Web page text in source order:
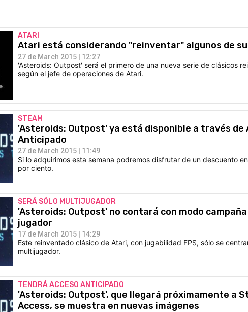
ATARI
Atari está considerando "reinventar" algunos de
27 de March 2015 | 12:27
'Asteroids: Outpost' será el primero de una nueva serie de clásicos
según el jefe de operaciones de Atari.
STEAM
'Asteroids: Outpost' ya está disponible a través de
Anticipado
27 de March 2015 | 11:49
Si lo adquirimos esta semana podremos disfrutar de un descuento
por ciento.
SERÁ SÓLO MULTIJUGADOR
'Asteroids: Outpost' no contará con modo
jugador
17 de March 2015 | 14:29
Este reinventado clásico de Atari, con jugabilidad FPS, sólo se
multijugador.
TENDRÁ ACCESO ANTICIPADO
'Asteroids: Outpost', que llegará próximamente a
Access, se muestra en nuevas imágenes